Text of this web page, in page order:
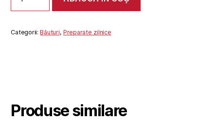
PORTOCALA
L
Categorii:Băuturi,Preparate zilnice
Produse similare